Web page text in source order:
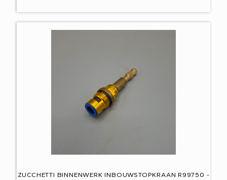
ZUCCHETTI BINNENWERK INBOUWSTOPKRAAN R99750 -